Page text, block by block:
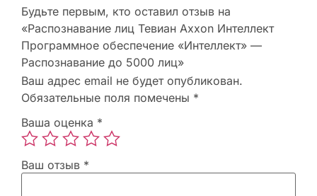
Будьте первым, кто оставил отзыв на
«Распознавание лиц Тевиан Axxon Интеллект
Программное обеспечение «Интеллект» —
Распознавание до 5000 лиц»
Ваш адрес email не будет опубликован.
Обязательные поля помечены *
Ваша оценка *
Ваш отзыв *